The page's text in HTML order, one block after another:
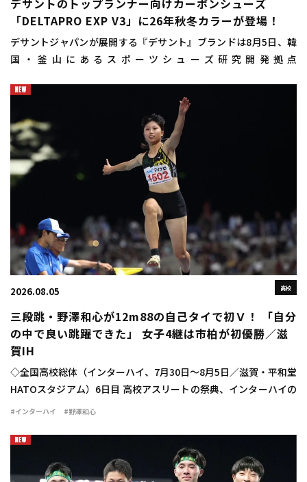
デサントのトップランナー向けカーボンシューズ
「DELTAPRO EXP V3」に26年秋冬カラーが登場！
デサントジャパンが展開する『デサント』ブランドは8月5日、韓
国・釜山にあるスポーツシューズ研究開発拠点
BUSAN（ディスクプサン）」にお […]
高校
2026.08.05
三段跳・野澤和心が12m88の自己タイで初Ｖ！ 「自分
の中で良い跳躍できた」 女子4継は市柏が初優勝／滋
賀IH
◇全国高校総体（インターハイ、7月30日～8月5日／滋賀・平和堂
HATOスタジアム）6日目 高校アスリートの祭典、インターハイの
6日目が行われ、女子三段跳では野澤和心（甲府南2山梨）が
#インターハイ #野澤和心